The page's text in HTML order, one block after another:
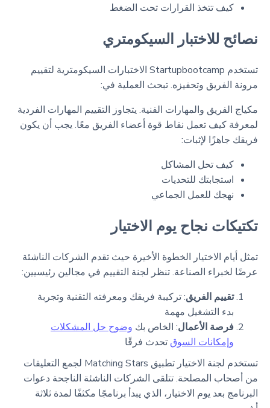
كيف تتخذ القرارات تحت الضغط
نصائح للاختبار السيكومتري
تستخدم Startupbootcamp الاختبارات السيكومترية لتقييم
مرونة الفريق وتحفيزه. تبحث العملية في:
مكياج الفريق والمهارات الفنية. يتجاوز التقييم المهارات الفردية
لمعرفة كيف تعمل نقاط قوة أعضاء الفريق معًا. يجب أن يكون
فريقك جاهزًا لإثبات:
كيف تحل المشاكل
استجابتك للتحديات
نهجك للعمل الجماعي
تكتيكات نجاح يوم الاختيار
تمثل أيام الاختيار الخطوة الأخيرة حيث تقدم الشركات الناشئة
عرضًا لخبراء الصناعة. تنظر لجنة التقييم في مجالين رئيسيين:
تقييم الفريق: تركيبة فريقك ومعرفته التقنية وتجربة
بدء التشغيل مهمة
فرصة الأعمال: الخاص بك وضوح حل المشكلات
وإمكانات السوق تحدث فرقًا
تستخدم لجنة الاختيار تطبيق Matching Stars لجمع التعليقات
من أصحاب المصلحة. تتلقى الشركات الناشئة الناجحة دعوات
البرنامج بعد يوم الاختيار، الذي يبدأ برنامجًا مكثفًا لمدة ثلاثة